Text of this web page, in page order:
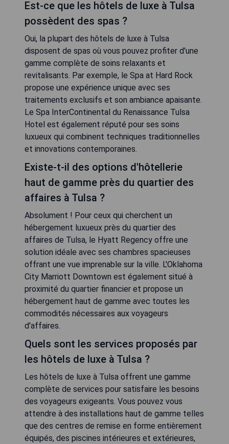
Est-ce que les hôtels de luxe à Tulsa
possèdent des spas ?
Oui, la plupart des hôtels de luxe à Tulsa
disposent de spas où vous pouvez profiter d'une
gamme complète de soins relaxants et
revitalisants. Par exemple, le Spa at Hard Rock
propose une expérience unique avec ses
traitements exclusifs et son ambiance apaisante.
Le Spa InterContinental du Renaissance Tulsa
Hotel est également réputé pour ses soins
luxueux qui combinent techniques traditionnelles
et innovations contemporaines.
Existe-t-il des options d'hôtellerie
haut de gamme près du quartier des
affaires à Tulsa ?
Absolument ! Pour ceux qui cherchent un
hébergement luxueux près du quartier des
affaires de Tulsa, le Hyatt Regency offre une
solution idéale avec ses chambres spacieuses
offrant une vue imprenable sur la ville. L'Oklahoma
City Marriott Downtown est également situé à
proximité du quartier financier et propose un
hébergement haut de gamme avec toutes les
commodités nécessaires aux voyageurs
d'affaires.
Quels sont les services proposés par
les hôtels de luxe à Tulsa ?
Les hôtels de luxe à Tulsa offrent une gamme
complète de services pour satisfaire les besoins
des voyageurs exigeants. Vous pouvez vous
attendre à des installations haut de gamme telles
que des centres de remise en forme entièrement
équipés, des piscines intérieures et extérieures,